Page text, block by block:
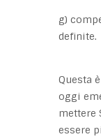
g)
definite.
Questa
oggi
mettere
essere